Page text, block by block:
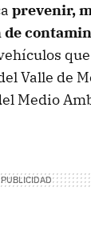
prevenir,
Valle de
Medio